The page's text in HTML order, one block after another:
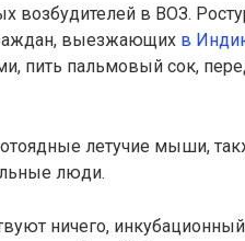
возбудителей в ВОЗ.
выезжающих в
пить пальмовый сок,
летучие мыши,
люди.
ничего,